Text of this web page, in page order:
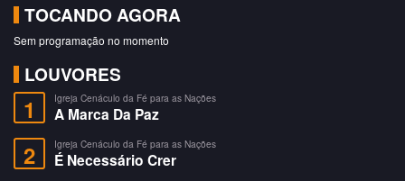
TOCANDO AGORA
Sem programação no momento
LOUVORES
1 Igreja Cenáculo da Fé para as Nações
A Marca Da Paz
2 Igreja Cenáculo da Fé para as Nações
É Necessário Crer